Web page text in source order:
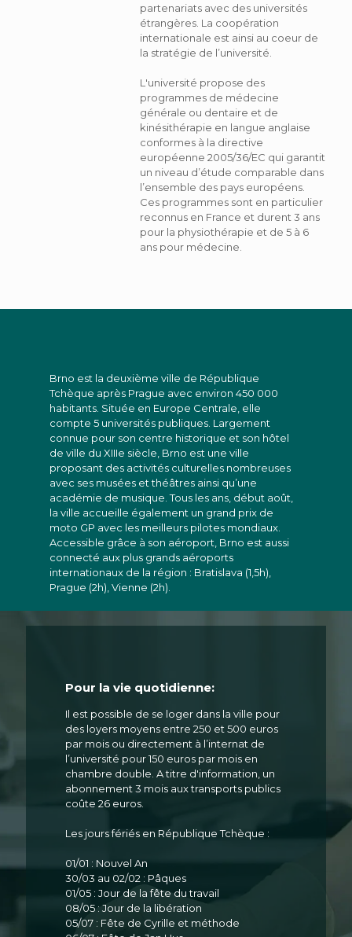
partenariats avec des universités
étrangères. La coopération
internationale est ainsi au coeur de
la stratégie de l’université.
L'université propose des
programmes de médecine
générale ou dentaire et de
kinésithérapie en langue anglaise
conformes à la directive
européenne 2005/36/EC qui garantit
un niveau d’étude comparable dans
l’ensemble des pays européens.
Ces programmes sont en particulier
reconnus en France et durent 3 ans
pour la physiothérapie et de 5 à 6
ans pour médecine.
Brno est la deuxième ville de République
Tchèque après Prague avec environ 450 000
habitants. Située en Europe Centrale, elle
compte 5 universités publiques. Largement
connue pour son centre historique et son hôtel
de ville du XIIIe siècle, Brno est une ville
proposant des activités culturelles nombreuses
avec ses musées et théâtres ainsi qu’une
académie de musique. Tous les ans, début août,
la ville accueille également un grand prix de
moto GP avec les meilleurs pilotes mondiaux.
Accessible grâce à son aéroport, Brno est aussi
connecté aux plus grands aéroports
internationaux de la région : Bratislava (1,5h),
Prague (2h), Vienne (2h).
Pour la vie quotidienne:
Il est possible de se loger dans la ville pour
des loyers moyens entre 250 et 500 euros
par mois ou directement à l’internat de
l’université pour 150 euros par mois en
chambre double. A titre d'information, un
abonnement 3 mois aux transports publics
coûte 26 euros.
Les jours fériés en République Tchèque :
01/01 : Nouvel An
30/03 au 02/02 : Pâques
01/05 : Jour de la fête du travail
08/05 : Jour de la libération
05/07 : Fête de Cyrille et méthode